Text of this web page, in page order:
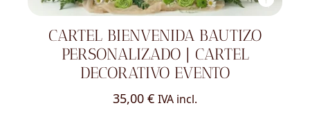
CARTEL BIENVENIDA BAUTIZO
PERSONALIZADO | CARTEL
DECORATIVO EVENTO
35,00 € IVA incl.